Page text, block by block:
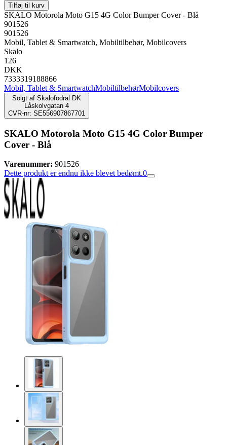
Tilføj til kurv
SKALO Motorola Moto G15 4G Color Bumper Cover - Blå
901526
901526
Mobil, Tablet & Smartwatch, Mobiltilbehør, Mobilcovers
Skalo
126
DKK
7333319188866
Mobil, Tablet & SmartwatchMobiltilbehørMobilcovers
Solgt af Skalofodral DK
Låskolvgatan 4
CVR-nr: SE556907867701
SKALO Motorola Moto G15 4G Color Bumper
Cover - Blå
Varenummer: 901526
Dette produkt er endnu ikke blevet bedømt.0